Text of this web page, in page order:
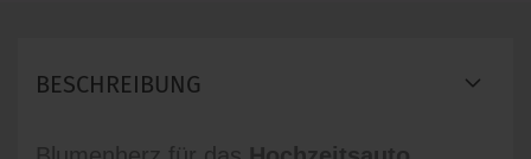
BESCHREIBUNG